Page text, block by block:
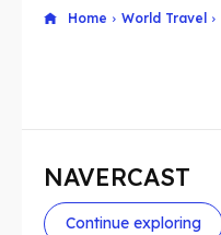
Home World Travel
NAVERCAST
Continue exploring